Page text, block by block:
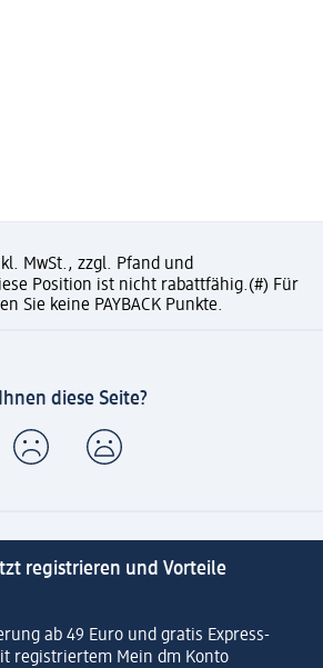
MwSt., zzgl. Pfand und
Position ist nicht rabattfähig.(#) Für
Sie keine PAYBACK Punkte.
diese Seite?
registrieren und Vorteile
ab 49 Euro und gratis Express-
registriertem Mein dm Konto